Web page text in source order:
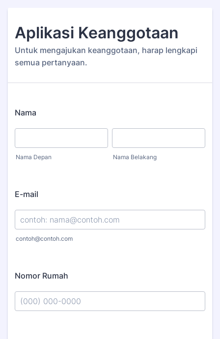
Aplikasi Keanggotaan
Untuk mengajukan keanggotaan, harap lengkapi
semua pertanyaan.
Nama
Nama Depan Nama Belakang
E-mail
contoh@contoh.com
Nomor Rumah